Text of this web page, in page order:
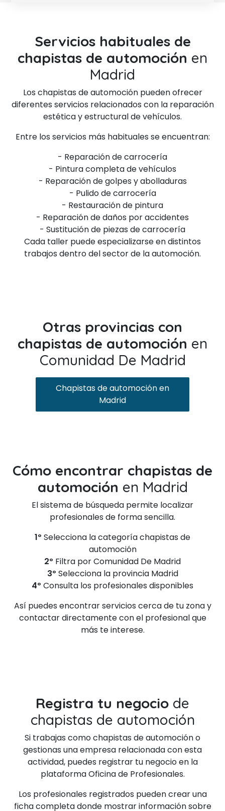
Servicios habituales de
chapistas de automoción en
Madrid
Los chapistas de automoción pueden ofrecer
diferentes servicios relacionados con la reparación
estética y estructural de vehículos.
Entre los servicios más habituales se encuentran:
- Reparación de carrocería
- Pintura completa de vehículos
- Reparación de golpes y abolladuras
- Pulido de carrocería
- Restauración de pintura
- Reparación de daños por accidentes
- Sustitución de piezas de carrocería
Cada taller puede especializarse en distintos
trabajos dentro del sector de la automoción.
Otras provincias con
chapistas de automoción en
Comunidad De Madrid
Chapistas de automoción en
Madrid
Cómo encontrar chapistas de
automoción en Madrid
El sistema de búsqueda permite localizar
profesionales de forma sencilla.
1º Selecciona la categoría chapistas de
automoción
2º Filtra por Comunidad De Madrid
3º Selecciona la provincia Madrid
4º Consulta los profesionales disponibles
Así puedes encontrar servicios cerca de tu zona y
contactar directamente con el profesional que
más te interese.
Registra tu negocio de
chapistas de automoción
Si trabajas como chapistas de automoción o
gestionas una empresa relacionada con esta
actividad, puedes registrar tu negocio en la
plataforma Oficina de Profesionales.
Los profesionales registrados pueden crear una
ficha completa donde mostrar información sobre